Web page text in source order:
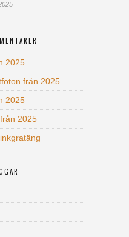
2025
från 2025
2025
2025